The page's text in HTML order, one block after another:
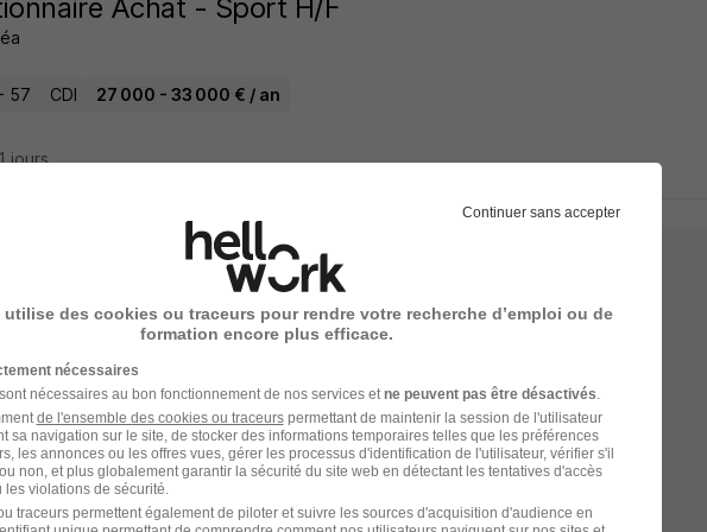
Achat - Sport H/F
57 CDI 27 000 - 33 000 € / an
jours
recherche dès leur
Emploi Directeur des achats Metz
Emploi Achat à Metz
Emploi à Metz
Continuer sans accepter
utilise des cookies ou traceurs pour rendre votre recherche d’emploi ou de
formation encore plus efficace.
nécessaires
nécessaires au bon fonctionnement de nos services etne peuvent pas être désactivés.
de l'ensemble des cookies ou traceurspermettant de maintenir la session de l'utilisateur
sa navigation sur le site, de stocker des informations temporaires telles que les préférences
les annonces ou les offres vues, gérer les processus d'identification de l'utilisateur, vérifier s'il
non, et plus globalement garantir la sécurité du site web en détectant les tentatives d'accès
les violations de sécurité.
traceurs permettent également de piloter et suivre les sources d'acquisition d'audience en